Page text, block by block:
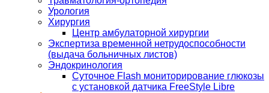
Урология
Хирургия
Центр амбулаторной хирургии
Экспертиза временной нетрудоспособности
(выдача больничных листов)
Эндокринология
Суточное Flash мониторирование глюкозы
с установкой датчика FreeStyle Libre